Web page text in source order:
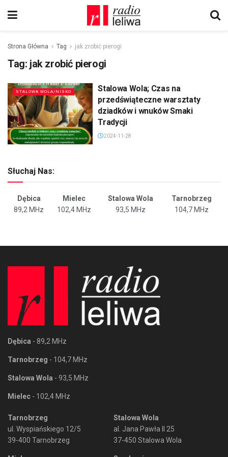
Strona Główna Tag jak zrobić pierogi
Tag: jak zrobić pierogi
STALOWA WOLA/NISKO
Stalowa Wola; Czas na
przedświąteczne warsztaty
dziadków i wnuków Smaki
Tradycji
2024-11-28
Słuchaj Nas:
Dębica Mielec Stalowa Wola
Tarnobrzeg
89,2 MHz
102,4 MHz 93,5 MHz 104,7 MHz
Dębica - 89,2 MHz
Tarnobrzeg - 104,7 MHz
Stalowa Wola - 93,5 MHz
Mielec - 102,4 MHz
Tarnobrzeg
ul. Wyspiańskiego 12/5
39-400 Tarnobrzeg
Stalowa Wola
al. Jana Pawła II 25
37-450 Stalowa Wola